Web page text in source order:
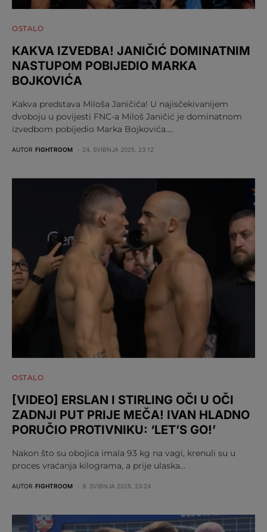
OSTALO
KAKVA IZVEDBA! JANIČIĆ DOMINATNIM
NASTUPOM POBIJEDIO MARKA
BOJKOVIĆA
Kakva predstava Miloša Janičića! U najisčekivanijem
dvoboju u povijesti FNC-a Miloš Janičić je dominatnom
izvedbom pobijedio Marka Bojkovića.…
AUTOR FIGHTROOM 24. SVIBNJA 2025. 23:12
OSTALO
[VIDEO] ERSLAN I STIRLING OČI U OČI
ZADNJI PUT PRIJE MEČA! IVAN HLADNO
PORUČIO PROTIVNIKU: ‘LET’S GO!’
Nakon što su obojica imala 93 kg na vagi, krenuli su u
proces vraćanja kilograma, a prije ulaska…
AUTOR FIGHTROOM 9. SVIBNJA 2025. 23:24